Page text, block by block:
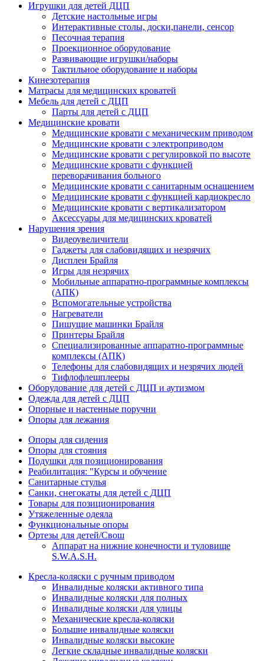
Игрушки для детей ДЦП
Детские настольные игры
Интерактивные столы, доски,панели, сенсор
Песочная терапия
Проекционное оборудование
Развивающие игрушки/наборы
Тактильное оборудование и наборы
Кинезотерапия
Матрасы для медицинских кроватей
Мебель для детей с ДЦП
Парты для детей с ДЦП
Медицинские кровати
Медицинские кровати с механическим приводом
Медицинские кровати с электроприводом
Медицинские кровати с регулировкой по высоте
Медицинские кровати с функцией
переворачивания больного
Медицинские кровати с санитарным оснащением
Медицинские кровати с функцией кардиокресло
Медицинские кровати с вертикализатором
Аксессуары для медицинских кроватей
Нарушения зрения
Видеоувеличители
Гаджеты для слабовидящих и незрячих
Дисплеи Брайля
Игры для незрячих
Мобильные аппаратно-программные комплексы
(АПК)
Вспомогательные устройства
Нагреватели
Пишущие машинки Брайля
Принтеры Брайля
Специализированные аппаратно-программные
комплексы (АПК)
Телефоны для слабовидящих и незрячих людей
Тифлофлешплееры
Оборудование для детей с ДЦП и аутизмом
Одежда для детей с ДЦП
Опорные и настенные поручни
Опоры для лежания
Опоры для сидения
Опоры для стояния
Подушки для позиционирования
Реабилитация: "Курсы и обучение
Санитарные стулья
Санки, снегокаты для детей с ДЦП
Товары для позиционирования
Утяжеленные одеяла
Функциональные опоры
Ортезы для детей/Свош
Аппарат на нижние конечности и туловище
S.W.A.S.H.
Кресла-коляски с ручным приводом
Инвалидные коляски активного типа
Инвалидные коляски для полных
Инвалидные коляски для улицы
Механические кресла-коляски
Большие инвалидные коляски
Инвалидные коляски высокие
Легкие складные инвалидные коляски